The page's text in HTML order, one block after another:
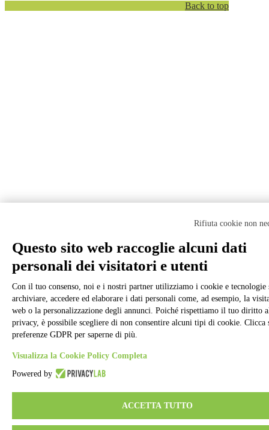
Back to top
Rifiuta cookie non
Questo sito web raccoglie alcuni dati
personali dei visitatori e utenti
Con il tuo consenso, noi e i nostri partner utilizziamo i cookie e
archiviare, accedere ed elaborare i dati personali come, ad esempio, la
web o la personalizzazione degli annunci. Poiché rispettiamo il tuo diritto
privacy, è possibile scegliere di non consentire alcuni tipi di cookie. Clicca
preferenze GDPR per saperne di più.
Visualizza la Cookie Policy Completa
Powered by
ACCETTA TUTTO